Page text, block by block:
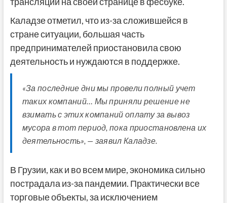
Каладзе отметил, что из-за сложившейся в
стране ситуации, большая часть
предпринимателей приостановила свою
деятельность и нуждаются в поддержке.
«За последние дни мы провели полный учет
таких компаний… Мы приняли решение не
взимать с этих компаний оплату за вывоз
мусора в тот период, пока приостановлена их
деятельность», — заявил Каладзе.
В Грузии, как и во всем мире, экономика сильно
пострадала из-за пандемии. Практически все
торговые объекты, за исключением